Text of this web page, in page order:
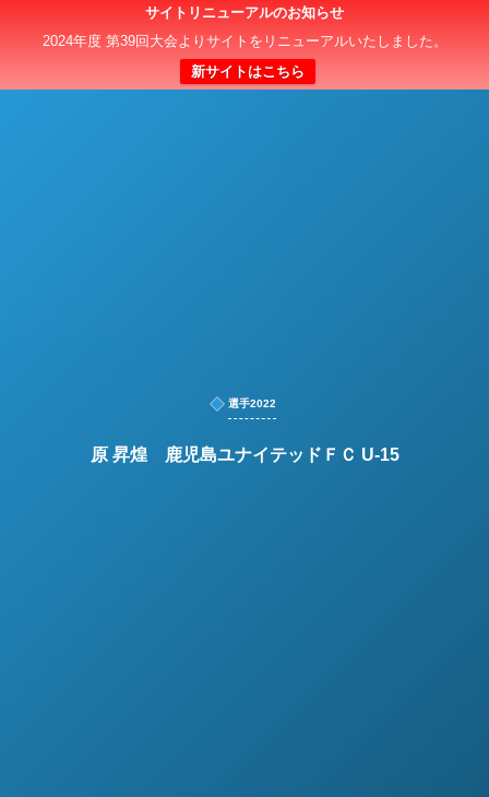
サイトリニューアルのお知らせ
2024年度 第39回大会よりサイトをリニューアルいたしました。
新サイトはこちら
日本クラブユースサッカー選手権（U-15）大会
選手2022
原 昇煌 鹿児島ユナイテッドＦＣ U-15